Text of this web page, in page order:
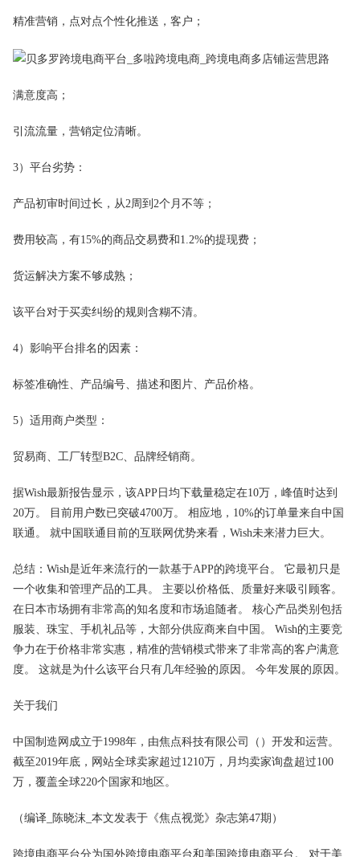
精准营销，点对点个性化推送，客户；
满意度高；
引流流量，营销定位清晰。
3）平台劣势：
产品初审时间过长，从2周到2个月不等；
费用较高，有15%的商品交易费和1.2%的提现费；
货运解决方案不够成熟；
该平台对于买卖纠纷的规则含糊不清。
4）影响平台排名的因素：
标签准确性、产品编号、描述和图片、产品价格。
5）适用商户类型：
贸易商、工厂转型B2C、品牌经销商。
据Wish最新报告显示，该APP日均下载量稳定在10万，峰值时达到
20万。 目前用户数已突破4700万。 相应地，10%的订单量来自中国
联通。 就中国联通目前的互联网优势来看，Wish未来潜力巨大。
总结：Wish是近年来流行的一款基于APP的跨境平台。 它最初只是
一个收集和管理产品的工具。 主要以价格低、质量好来吸引顾客。
在日本市场拥有非常高的知名度和市场追随者。 核心产品类别包括
服装、珠宝、手机礼品等，大部分供应商来自中国。 Wish的主要竞
争力在于价格非常实惠，精准的营销模式带来了非常高的客户满意
度。 这就是为什么该平台只有几年经验的原因。 今年发展的原因。
关于我们
中国制造网成立于1998年，由焦点科技有限公司（）开发和运营。
截至2019年底，网站全球卖家超过1210万，月均卖家询盘超过100
万，覆盖全球220个国家和地区。
（编译_陈晓沫_本文发表于《焦点视觉》杂志第47期）
跨境电商平台分为国外跨境电商平台和美国跨境电商平台。 对于美